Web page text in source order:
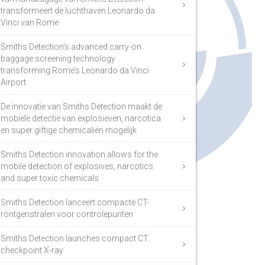
transformeert de luchthaven Leonardo da
Vinci van Rome
Smiths Detection’s advanced carry-on
baggage screening technology
transforming Rome’s Leonardo da Vinci
Airport
De innovatie van Smiths Detection maakt de
mobiele detectie van explosieven, narcotica
en super giftige chemicaliën mogelijk
Smiths Detection innovation allows for the
mobile detection of explosives, narcotics
and super toxic chemicals
Smiths Detection lanceert compacte CT-
röntgenstralen voor controlepunten
Smiths Detection launches compact CT
checkpoint X-ray